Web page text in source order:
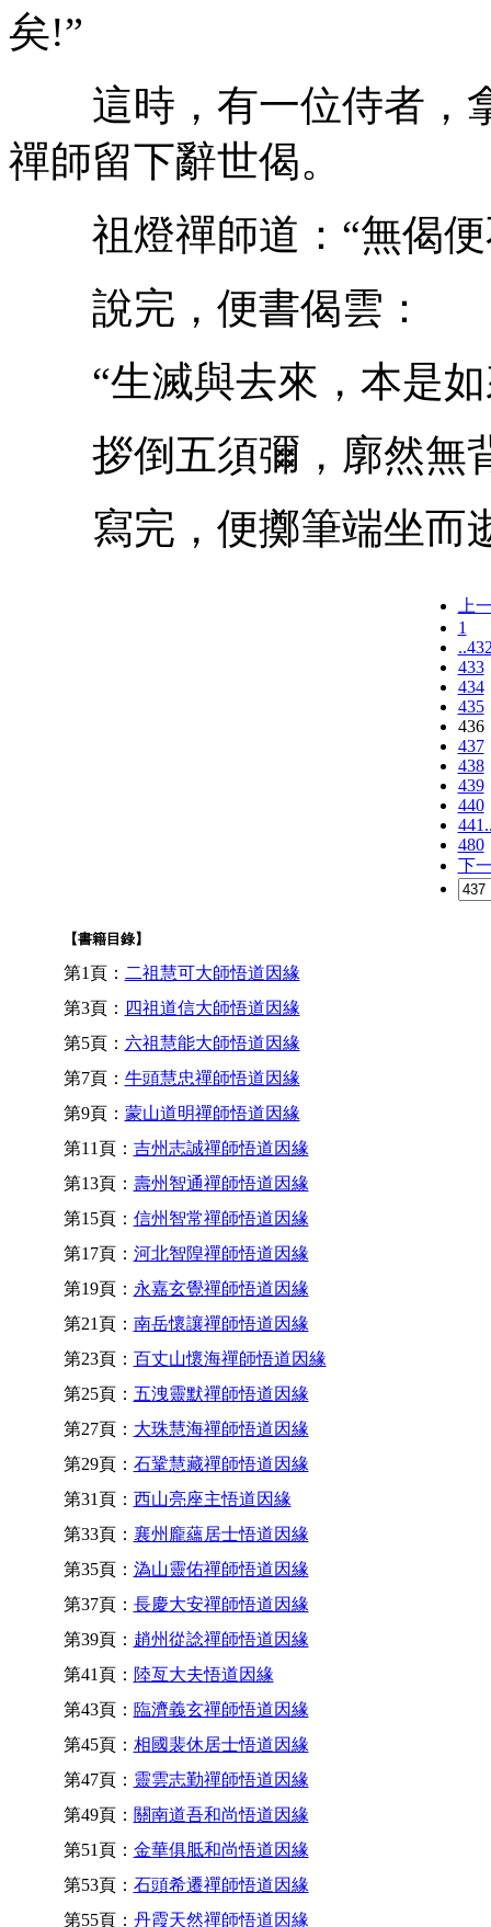
矣!”
這時，有一位侍者，
禪師留下辭世偈。
祖燈禪師道：“無偈便
說完，便書偈雲：
“生滅與去來，本是如
拶倒五須彌，廓然無
寫完，便擲筆端坐而
上
1
433
434
435
436
437
438
439
440
480
下
【書籍目錄】
第1頁： 二祖慧可大師悟道因緣
第3頁： 四祖道信大師悟道因緣
第5頁： 六祖慧能大師悟道因緣
第7頁： 牛頭慧忠禪師悟道因緣
第9頁： 蒙山道明禪師悟道因緣
第11頁： 吉州志誠禪師悟道因緣
第13頁： 壽州智通禪師悟道因緣
第15頁： 信州智常禪師悟道因緣
第17頁： 河北智隍禪師悟道因緣
第19頁： 永嘉玄覺禪師悟道因緣
第21頁： 南岳懷讓禪師悟道因緣
第23頁： 百丈山懷海禪師悟道因緣
第25頁： 五洩靈默禪師悟道因緣
第27頁： 大珠慧海禪師悟道因緣
第29頁： 石鞏慧藏禪師悟道因緣
第31頁： 西山亮座主悟道因緣
第33頁： 襄州龐蘊居士悟道因緣
第35頁： 溈山靈佑禪師悟道因緣
第37頁： 長慶大安禪師悟道因緣
第39頁： 趙州從諗禪師悟道因緣
第41頁： 陸亙大夫悟道因緣
第43頁： 臨濟義玄禪師悟道因緣
第45頁： 相國裴休居士悟道因緣
第47頁： 靈雲志勤禪師悟道因緣
第49頁： 關南道吾和尚悟道因緣
第51頁： 金華俱胝和尚悟道因緣
第53頁： 石頭希遷禪師悟道因緣
第55頁： 丹霞天然禪師悟道因緣